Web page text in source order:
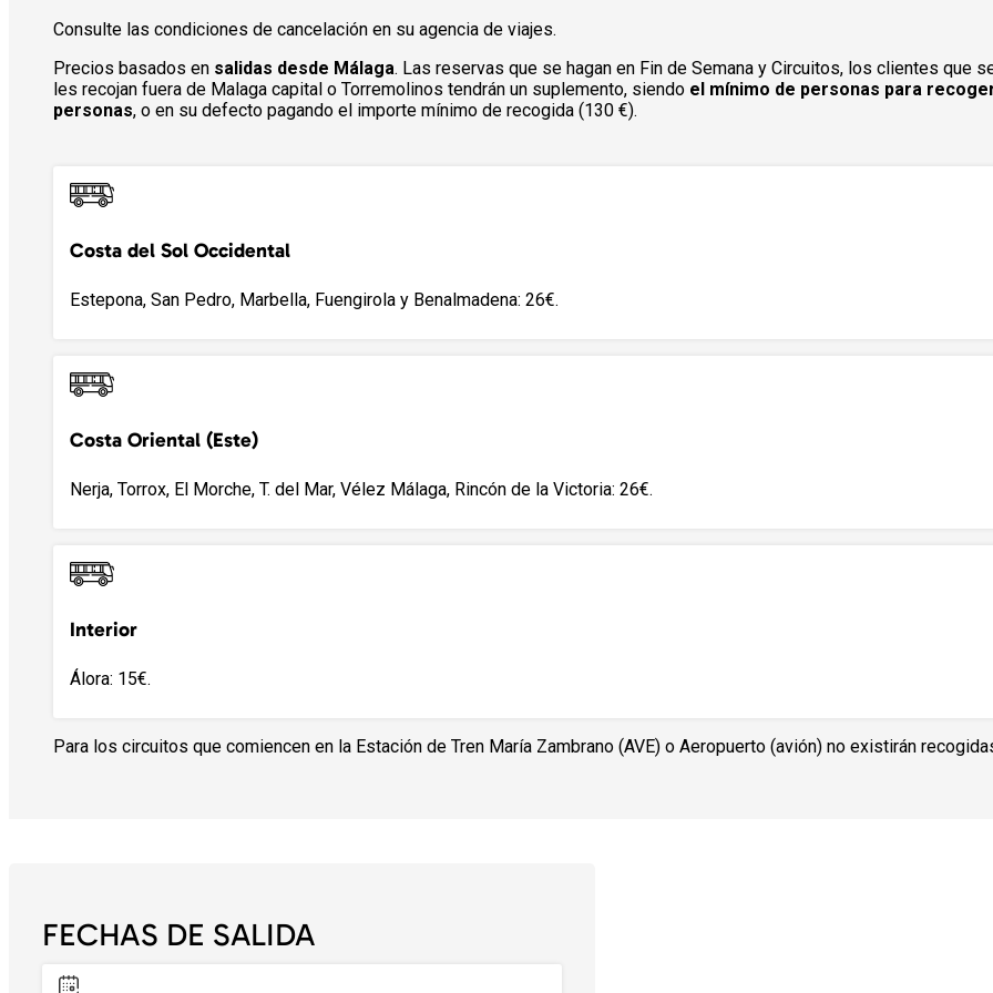
Consulte las condiciones de cancelación en su agencia de viajes.
Precios basados en salidas desde Málaga. Las reservas que se hagan en Fin de Semana y Circuitos, los clientes que
les recojan fuera de Malaga capital o Torremolinos tendrán un suplemento, siendo el mínimo de personas para
personas, o en su defecto pagando el importe mínimo de recogida (130 €).
Costa del Sol Occidental
Estepona, San Pedro, Marbella, Fuengirola y Benalmadena: 26€.
Costa Oriental (Este)
Nerja, Torrox, El Morche, T. del Mar, Vélez Málaga, Rincón de la Victoria: 26€.
Interior
Álora: 15€.
Para los circuitos que comiencen en la Estación de Tren María Zambrano (AVE) o Aeropuerto (avión) no existirán
FECHAS DE SALIDA